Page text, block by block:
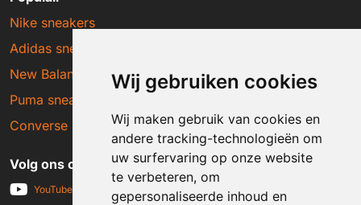
Wij gebruiken cookies
Wij maken gebruik van cookies en
andere tracking-technologieën om
uw surfervaring op onze website
te verbeteren, om
gepersonaliseerde inhoud en
Nike sneakers
Adidas sneakers
New Balance sneakers
Puma sneakers
Converse sneakers
Volg ons op social media
YouTube